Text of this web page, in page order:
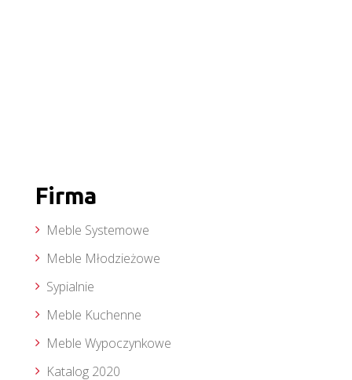
Firma
Meble Systemowe
Meble Młodzieżowe
Sypialnie
Meble Kuchenne
Meble Wypoczynkowe
Katalog 2020